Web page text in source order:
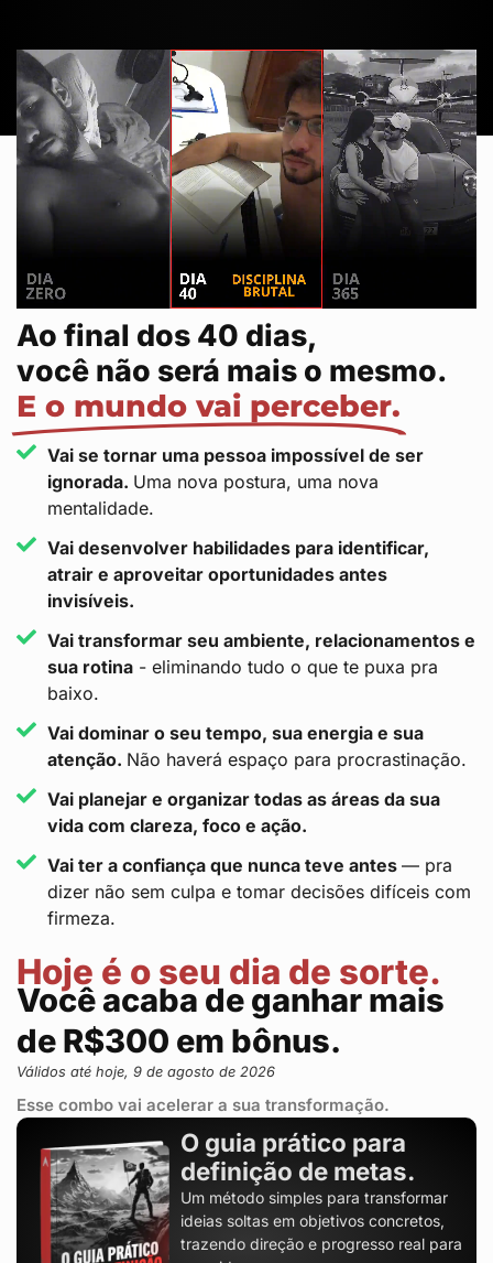
Ao final dos 40 dias,
você não será mais o mesmo.
E o mundo vai perceber.
Vai se tornar uma pessoa impossível de ser
ignorada. Uma nova postura, uma nova
mentalidade.
Vai desenvolver habilidades para identificar,
atrair e aproveitar oportunidades antes
invisíveis.
Vai transformar seu ambiente, relacionamentos e
sua rotina- eliminando tudo o que te puxa pra
baixo.
Vai dominar o seu tempo, sua energia e sua
atenção. Não haverá espaço para procrastinação.
Vai planejar e organizar todas as áreas da sua
vida com clareza, foco e ação.
Vai ter a confiança que nunca teve antes — pra
dizer não sem culpa e tomar decisões difíceis com
firmeza.
Hoje é o seu dia de sorte.
Você acaba de ganhar mais
de R$300 em bônus.
Válidos até hoje, 9 de agosto de 2026
Esse combo vai acelerar a sua transformação.
O guia prático para
definição de metas.
Um método simples para transformar
ideias soltas em objetivos concretos,
trazendo direção e progresso real para